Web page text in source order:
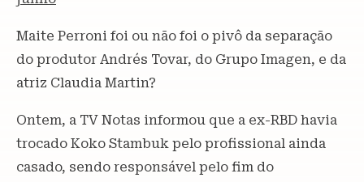
Maite Perroni foi ou não foi o pivô da separação
do produtor Andrés Tovar, do Grupo Imagen, e da
atriz Claudia Martin?
Ontem, a TV Notas informou que a ex-RBD havia
trocado Koko Stambuk pelo profissional ainda
casado, sendo responsável pelo fim do